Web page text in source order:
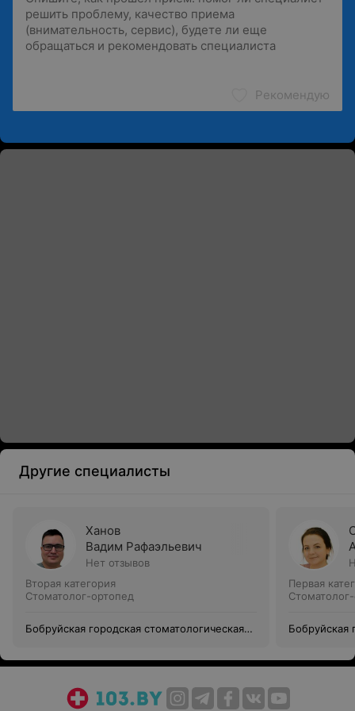
Рекомендую
Другие специалисты
Ханов
Вадим Рафаэльевич
Нет отзывов
Вторая категория
Стоматолог-ортопед
Бобруйская городская стоматологическая
Первая
Бобруйская